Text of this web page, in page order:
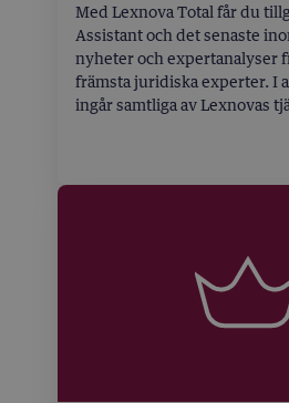
Med Lexnova Total får du
Assistant och det senaste
nyheter och expertanalyser
främsta juridiska experter. I
ingår samtliga av Lexnovas